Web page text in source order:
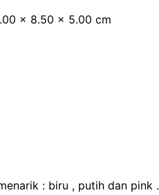
x 8.50 x 5.00 cm
: biru , putih dan pink .